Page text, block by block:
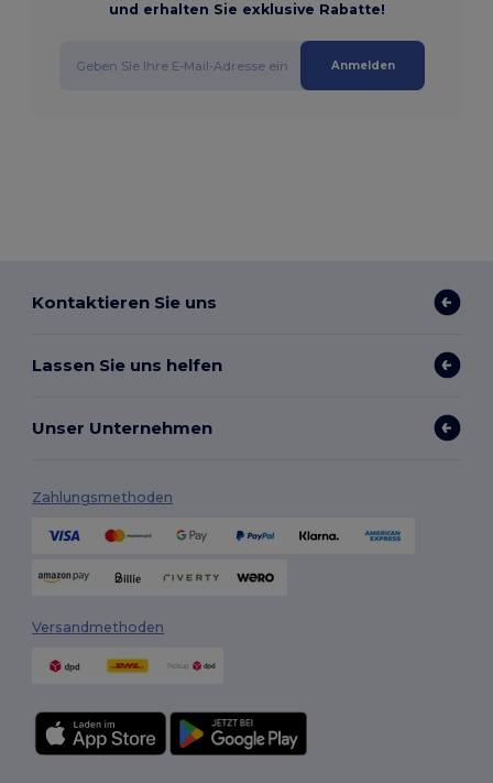
und erhalten Sie exklusive Rabatte!
Anmelden
Kontaktieren Sie uns
Lassen Sie uns helfen
Unser Unternehmen
Zahlungsmethoden
Versandmethoden